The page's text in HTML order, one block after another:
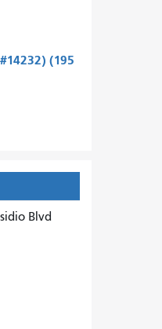
(195
Blvd